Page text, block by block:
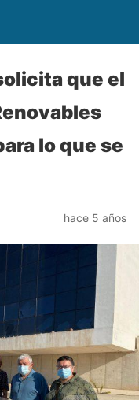
que el
lo que se
hace 5 años